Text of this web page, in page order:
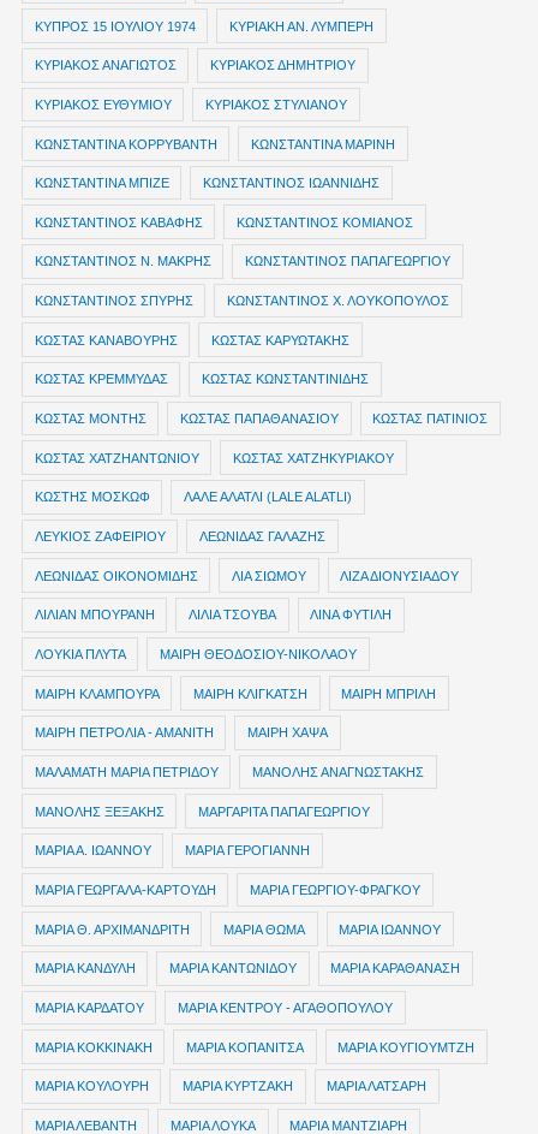
ΚΥΠΡΟΣ 15 ΙΟΥΛΙΟΥ 1974 ΚΥΡΙΑΚΗ ΑΝ. ΛΥΜΠΕΡΗ
ΚΥΡΙΑΚΟΣ ΑΝΑΓΙΩΤΟΣ ΚΥΡΙΑΚΟΣ ΔΗΜΗΤΡΙΟΥ
ΚΥΡΙΑΚΟΣ ΕΥΘΥΜΙΟΥ ΚΥΡΙΑΚΟΣ ΣΤΥΛΙΑΝΟΥ
ΚΩΝΣΤΑΝΤΙΝΑ ΚΟΡΡΥΒΑΝΤΗ ΚΩΝΣΤΑΝΤΙΝΑ ΜΑΡΙΝΗ
ΚΩΝΣΤΑΝΤΙΝΑ ΜΠΙΖΕ ΚΩΝΣΤΑΝΤΙΝΟΣ ΙΩΑΝΝΙΔΗΣ
ΚΩΝΣΤΑΝΤΙΝΟΣ ΚΑΒΑΦΗΣ ΚΩΝΣΤΑΝΤΙΝΟΣ ΚΟΜΙΑΝΟΣ
ΚΩΝΣΤΑΝΤΙΝΟΣ Ν. ΜΑΚΡΗΣ ΚΩΝΣΤΑΝΤΙΝΟΣ ΠΑΠΑΓΕΩΡΓΙΟΥ
ΚΩΝΣΤΑΝΤΙΝΟΣ ΣΠΥΡΗΣ ΚΩΝΣΤΑΝΤΙΝΟΣ Χ. ΛΟΥΚΟΠΟΥΛΟΣ
ΚΩΣΤΑΣ ΚΑΝΑΒΟΥΡΗΣ ΚΩΣΤΑΣ ΚΑΡΥΩΤΑΚΗΣ
ΚΩΣΤΑΣ ΚΡΕΜΜΥΔΑΣ ΚΩΣΤΑΣ ΚΩΝΣΤΑΝΤΙΝΙΔΗΣ
ΚΩΣΤΑΣ ΜΟΝΤΗΣ ΚΩΣΤΑΣ ΠΑΠΑΘΑΝΑΣΙΟΥ ΚΩΣΤΑΣ ΠΑΤΙΝΙΟΣ
ΚΩΣΤΑΣ ΧΑΤΖΗΑΝΤΩΝΙΟΥ ΚΩΣΤΑΣ ΧΑΤΖΗΚΥΡΙΑΚΟΥ
ΚΩΣΤΗΣ ΜΟΣΚΩΦ ΛΑΛΕ ΑΛΑΤΛΙ (LALE ALATLI)
ΛΕΥΚΙΟΣ ΖΑΦΕΙΡΙΟΥ ΛΕΩΝΙΔΑΣ ΓΑΛΑΖΗΣ
ΛΕΩΝΙΔΑΣ ΟΙΚΟΝΟΜΙΔΗΣ ΛΙΑ ΣΙΩΜΟΥ ΛΙΖΑ ΔΙΟΝΥΣΙΑΔΟΥ
ΛΙΛΙΑΝ ΜΠΟΥΡΑΝΗ ΛΙΛΙΑ ΤΣΟΥΒΑ ΛΙΝΑ ΦΥΤΙΛΗ
ΛΟΥΚΙΑ ΠΛΥΤΑ ΜΑΙΡΗ ΘΕΟΔΟΣΙΟΥ-ΝΙΚΟΛΑΟΥ
ΜΑΙΡΗ ΚΛΑΜΠΟΥΡΑ ΜΑΙΡΗ ΚΛΙΓΚΑΤΣΗ ΜΑΙΡΗ ΜΠΡΙΛΗ
ΜΑΙΡΗ ΠΕΤΡΟΛΙΑ - ΑΜΑΝΙΤΗ ΜΑΙΡΗ ΧΑΨΑ
ΜΑΛΑΜΑΤΗ ΜΑΡΙΑ ΠΕΤΡΙΔΟΥ ΜΑΝΟΛΗΣ ΑΝΑΓΝΩΣΤΑΚΗΣ
ΜΑΝΟΛΗΣ ΞΕΞΑΚΗΣ ΜΑΡΓΑΡΙΤΑ ΠΑΠΑΓΕΩΡΓΙΟΥ
ΜΑΡΙΑ Α. ΙΩΑΝΝΟΥ ΜΑΡΙΑ ΓΕΡΟΓΙΑΝΝΗ
ΜΑΡΙΑ ΓΕΩΡΓΑΛΑ-ΚΑΡΤΟΥΔΗ ΜΑΡΙΑ ΓΕΩΡΓΙΟΥ-ΦΡΑΓΚΟΥ
ΜΑΡΙΑ Θ. ΑΡΧΙΜΑΝΔΡΙΤΗ ΜΑΡΙΑ ΘΩΜΑ ΜΑΡΙΑ ΙΩΑΝΝΟΥ
ΜΑΡΙΑ ΚΑΝΔΥΛΗ ΜΑΡΙΑ ΚΑΝΤΩΝΙΔΟΥ ΜΑΡΙΑ ΚΑΡΑΘΑΝΑΣΗ
ΜΑΡΙΑ ΚΑΡΔΑΤΟΥ ΜΑΡΙΑ ΚΕΝΤΡΟΥ - ΑΓΑΘΟΠΟΥΛΟΥ
ΜΑΡΙΑ ΚΟΚΚΙΝΑΚΗ ΜΑΡΙΑ ΚΟΠΑΝΙΤΣΑ ΜΑΡΙΑ ΚΟΥΓΙΟΥΜΤΖΗ
ΜΑΡΙΑ ΚΟΥΛΟΥΡΗ ΜΑΡΙΑ ΚΥΡΤΖΑΚΗ ΜΑΡΙΑ ΛΑΤΣΑΡΗ
ΜΑΡΙΑ ΛΕΒΑΝΤΗ ΜΑΡΙΑ ΛΟΥΚΑ ΜΑΡΙΑ ΜΑΝΤΖΙΑΡΗ